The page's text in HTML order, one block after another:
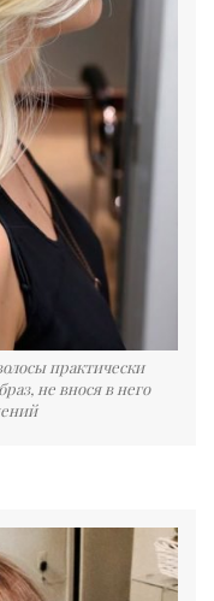
практически
не внося в него